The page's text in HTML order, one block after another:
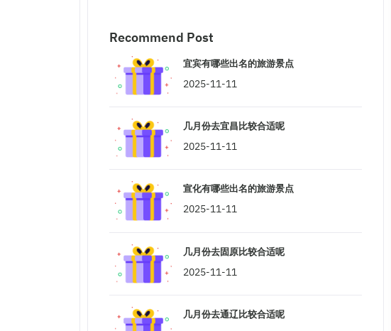
Recommend Post
宜宾有哪些出名的旅游景点
2025-11-11
几月份去宜昌比较合适呢
2025-11-11
宣化有哪些出名的旅游景点
2025-11-11
几月份去固原比较合适呢
2025-11-11
几月份去通辽比较合适呢